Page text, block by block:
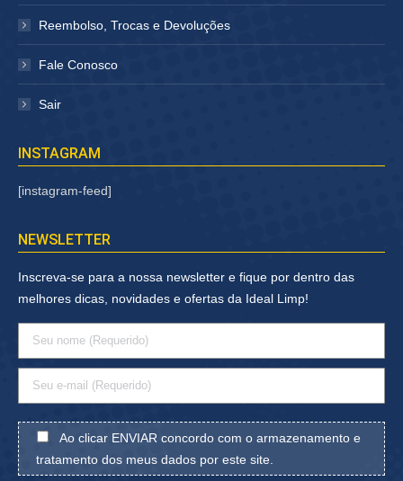
Reembolso, Trocas e Devoluções
Fale Conosco
Sair
INSTAGRAM
[instagram-feed]
NEWSLETTER
Inscreva-se para a nossa newsletter e fique por dentro das
melhores dicas, novidades e ofertas da Ideal Limp!
Ao clicar ENVIAR concordo com o armazenamento e
tratamento dos meus dados por este site.